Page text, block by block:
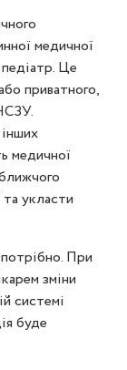
медичної
Це
приватного,
медичної
укласти
При
зміни
системі
буде